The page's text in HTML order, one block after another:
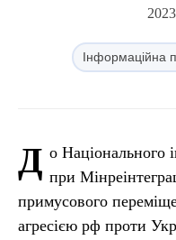
Інформаційна
Д о Національного
при
примусового
агресією рф проти